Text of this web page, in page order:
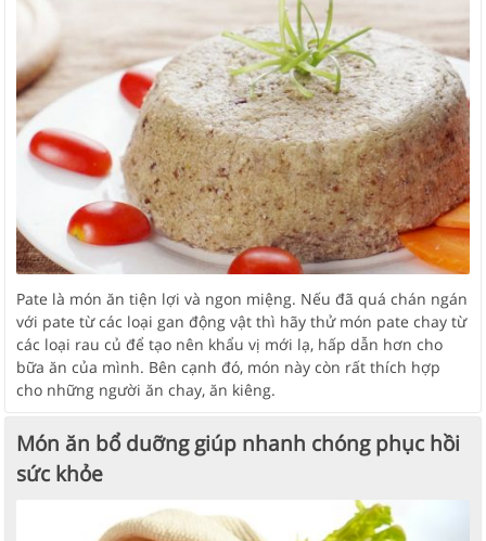
Pate là món ăn tiện lợi và ngon miệng. Nếu đã quá chán ngán
với pate từ các loại gan động vật thì hãy thử món pate chay từ
các loại rau củ để tạo nên khẩu vị mới lạ, hấp dẫn hơn cho
bữa ăn của mình. Bên cạnh đó, món này còn rất thích hợp
cho những người ăn chay, ăn kiêng.
Món ăn bổ duỡng giúp nhanh chóng phục hồi
sức khỏe